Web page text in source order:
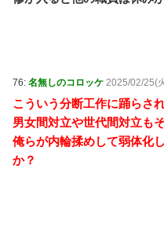
76: 名無しのコロッケ 2025/02/25(
こういう分断工作に踊らさ
男女間対立や世代間対立も
俺らが内輪揉めして弱体化
か？